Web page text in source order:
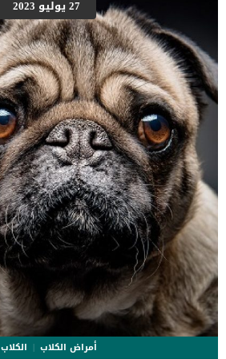
27 يوليو 2023
أمراض الكلاب
الكلاب